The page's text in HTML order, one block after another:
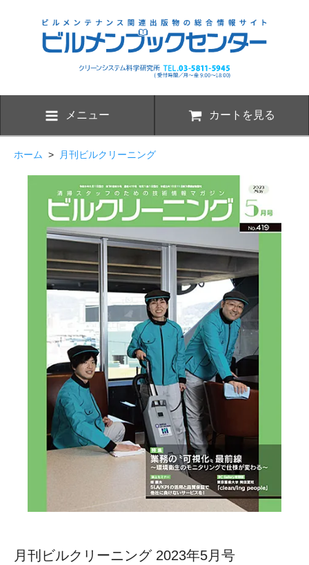
メニュー カートを見る
ホーム > 月刊ビルクリーニング
月刊ビルクリーニング 2023年5月号